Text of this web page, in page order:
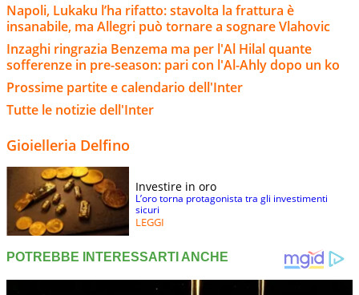
Napoli, Lukaku l’ha rifatto: stavolta la frattura è
insanabile, ma Allegri può tornare a sognare Vlahovic
Inzaghi ringrazia Benzema ma per l'Al Hilal quante
sofferenze in pre-season: pari con l'Al-Ahly dopo un ko
Prossime partite e calendario dell'Inter
Tutte le notizie dell'Inter
Gioielleria Delfino
Investire in oro
L’oro torna protagonista tra gli investimenti
sicuri
LEGGI